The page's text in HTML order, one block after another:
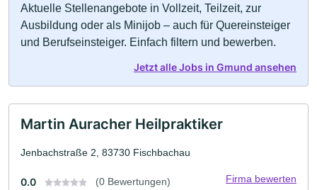
Aktuelle Stellenangebote in Vollzeit, Teilzeit, zur
Ausbildung oder als Minijob – auch für Quereinsteiger
und Berufseinsteiger. Einfach filtern und bewerben.
Jetzt alle Jobs in Gmund ansehen
Martin Auracher Heilpraktiker
Jenbachstraße 2, 83730 Fischbachau
0.0 (0 Bewertungen) Firma bewerten